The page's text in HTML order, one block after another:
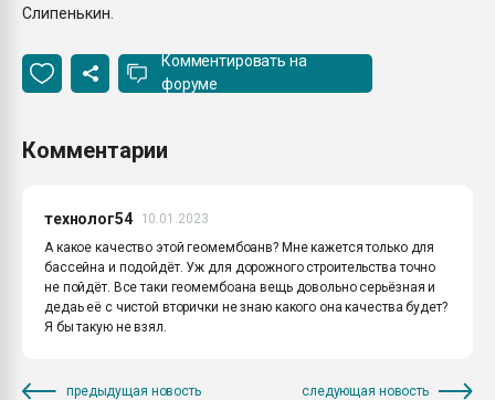
Слипенькин.
Комментировать на
форуме
Комментарии
технолог54
10.01.2023
А какое качество этой геомембоанв? Мне кажется только для
бассейна и подойдёт. Уж для дорожного строительства точно
не пойдёт. Все таки геомембоана вещь довольно серьёзная и
дедаь её с чистой вторички не знаю какого она качества будет?
Я бы такую не взял.
предыдущая новость следующая новость